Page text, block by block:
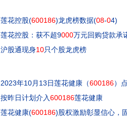
莲花控股(600186)龙虎榜数据(08-04)
莲花控股：获不超9000万元回购贷款承
沪股通现身10只个股龙虎榜
2023年10月13日莲花健康（600186）
按昨日计划介入600186莲花健康
莲花健康(600186)股权激励彰显信心，